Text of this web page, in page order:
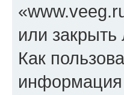
или
Как
информация